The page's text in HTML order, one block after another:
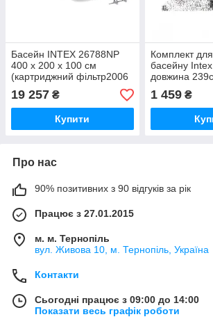
Басейн INTEX 26788NP
400 x 200 x 100 см
(картриджний фільтр2006
л/год, драбина)
bigtorg.in.ua
19 257 ₴
Купити
Комплект
басейну
довжина
bigtorg.in.ua
1 459₴
Про нас
90% позитивних з 90 відгуків за рік
Працює з 27.01.2015
м. м. Тернопіль
вул. Живова 10, м. Тернопіль, Україна
Контакти
Сьогодні працює з 09:00 до 14:00
Показати весь графік роботи